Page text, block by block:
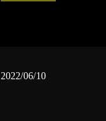
2022/06/10